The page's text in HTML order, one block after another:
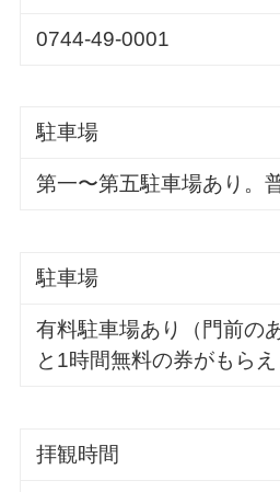
0744-49-0001
駐車場
第一〜第五駐車場あり。
駐車場
有料駐車場あり（門前の
と1時間無料の券がもらえ
拝観時間